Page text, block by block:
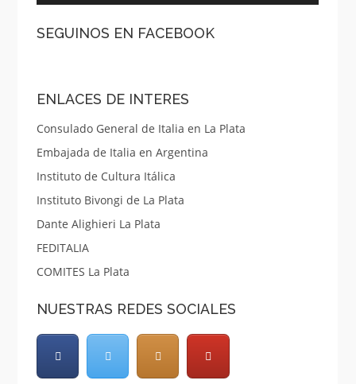
SEGUINOS EN FACEBOOK
ENLACES DE INTERES
Consulado General de Italia en La Plata
Embajada de Italia en Argentina
Instituto de Cultura Itálica
Instituto Bivongi de La Plata
Dante Alighieri La Plata
FEDITALIA
COMITES La Plata
NUESTRAS REDES SOCIALES